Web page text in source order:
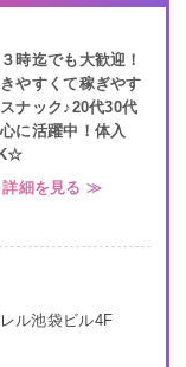
３時迄でも大歓迎！
やすくて稼ぎやす
ナック♪20代30代
に活躍中！体入
詳細を見る ≫
ル池袋ビル4F